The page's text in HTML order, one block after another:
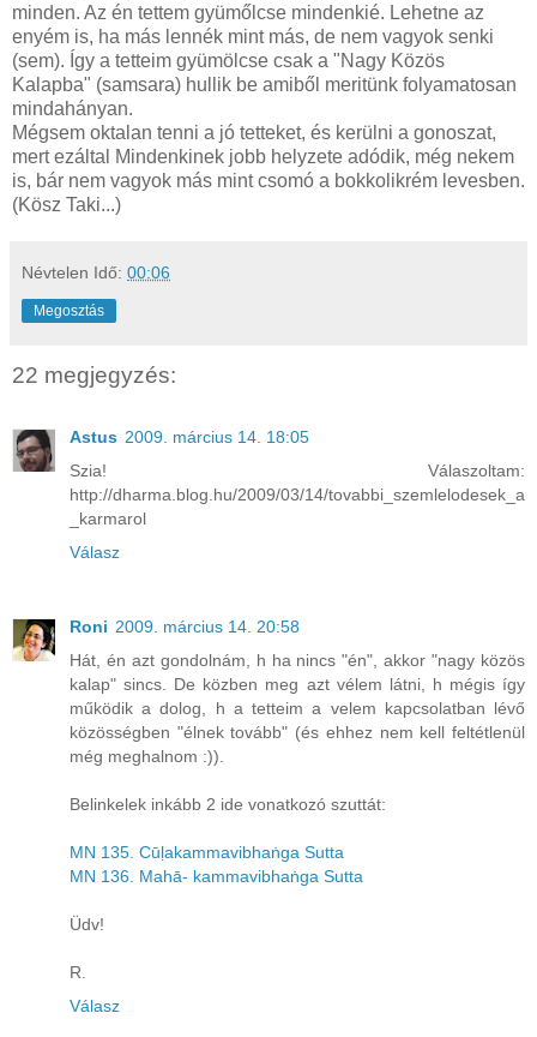
minden. Az én tettem gyümőlcse mindenkié. Lehetne az
enyém is, ha más lennék mint más, de nem vagyok senki
(sem). Így a tetteim gyümölcse csak a "Nagy Közös
Kalapba" (samsara) hullik be amiből meritünk folyamatosan
mindahányan.
Mégsem oktalan tenni a jó tetteket, és kerülni a gonoszat,
mert ezáltal Mindenkinek jobb helyzete adódik, még nekem
is, bár nem vagyok más mint csomó a bokkolikrém levesben.
(Kösz Taki...)
Névtelen Idő: 00:06
Megosztás
22 megjegyzés:
Astus 2009. március 14. 18:05
Szia! Válaszoltam:
http://dharma.blog.hu/2009/03/14/tovabbi_szemlelodesek_a
_karmarol
Válasz
Roni 2009. március 14. 20:58
Hát, én azt gondolnám, h ha nincs "én", akkor "nagy közös
kalap" sincs. De közben meg azt vélem látni, h mégis így
működik a dolog, h a tetteim a velem kapcsolatban lévő
közösségben "élnek tovább" (és ehhez nem kell feltétlenül
még meghalnom :)).
Belinkelek inkább 2 ide vonatkozó szuttát:
MN 135. Cūḷakammavibhaṅga Sutta
MN 136. Mahā- kammavibhaṅga Sutta
Üdv!
R.
Válasz